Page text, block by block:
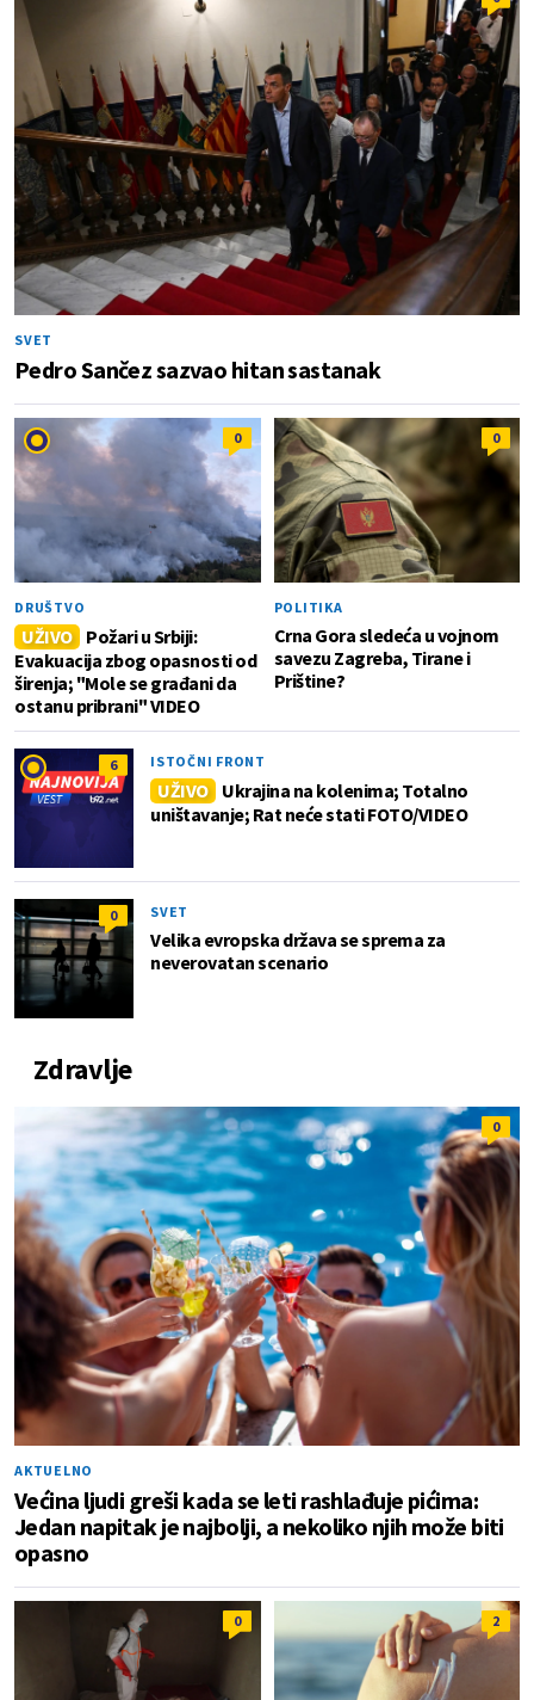
SVET
Pedro Sančez sazvao hitan sastanak
0
DRUŠTVO
UŽIVO
Požari u Srbiji:
Evakuacija zbog opasnosti od
širenja; "Mole se građani da
ostanu pribrani" VIDEO
0
POLITIKA
Crna Gora sledeća u vojnom
savezu Zagreba, Tirane i
Prištine?
6 ISTOČNI FRONT
UŽIVO
Ukrajina na kolenima; Totalno
uništavanje; Rat neće stati FOTO/VIDEO
0 SVET
Velika evropska država se sprema za
neverovatan scenario
Zdravlje
0
AKTUELNO
Većina ljudi greši kada se leti rashlađuje pićima:
Jedan napitak je najbolji, a nekoliko njih može biti
opasno
0 2